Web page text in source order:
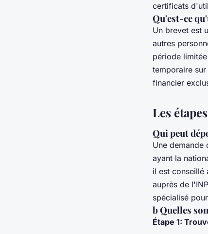
certificats
Qu'est-ce
Un brevet est
autres
période
temporaire
financier
Les
Qui peut
Une demande
ayant la
il est conseillé
auprès de
spécialisé
b Quelles
Étape 1: